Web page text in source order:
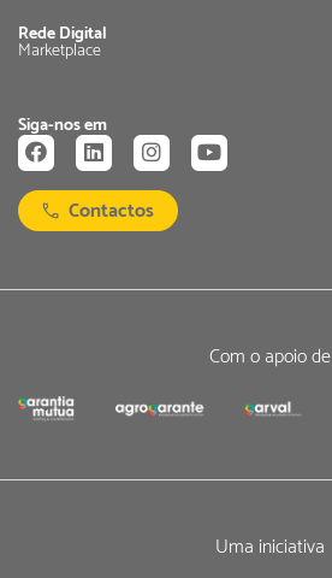
Rede Digital
Marketplace
Siga-nos em
Contactos
Com o apoio de
Uma iniciativa